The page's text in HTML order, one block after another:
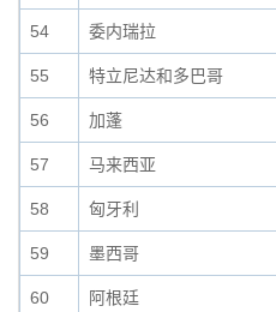
54 委内瑞拉
55 特立尼达和多巴哥
56 加蓬
57 马来西亚
58 匈牙利
59 墨西哥
60 阿根廷